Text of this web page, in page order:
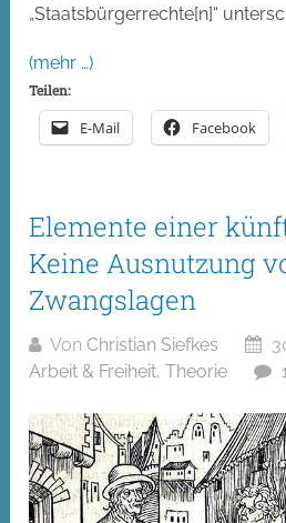
„Staatsbürgerrechte[n]“
(mehr …)
Teilen:
E-Mail Facebook
Elemente einer
Keine Ausnutzung
Zwangslagen
VonChristian Siefkes
Arbeit & Freiheit,Theorie